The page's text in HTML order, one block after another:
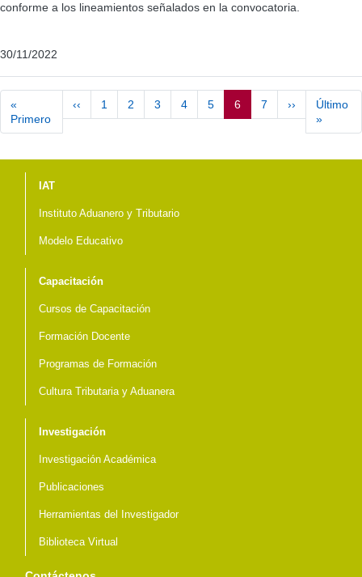
conforme a los lineamientos señalados en la convocatoria.
30/11/2022
«
Primero Primera página
‹‹ Página anterior
1 2 3 4 5 6 7 ›› Siguiente
Último
»
Menú del pie
IAT
Instituto Aduanero y Tributario
Modelo Educativo
Capacitación
Cursos de Capacitación
Formación Docente
Programas de Formación
Cultura Tributaria y Aduanera
Investigación
Investigación Académica
Publicaciones
Herramientas del Investigador
Biblioteca Virtual